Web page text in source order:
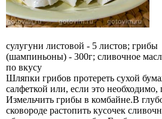
сулугуни листовой - 5 листов; грибы
(шампиньоны) - 300г; сливочное
по вкусу
Шляпки грибов протереть сухой
салфеткой или, если это необходимо,
Измельчить грибы в комбайне.В
сковороде растопить кусочек